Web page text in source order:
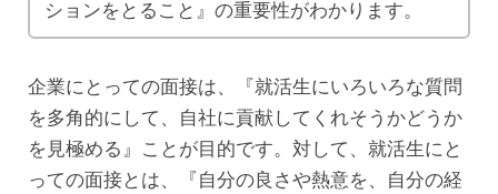
ションをとること』の重要性がわかります。
企業にとっての面接は、『就活生にいろいろな質問
を多角的にして、自社に貢献してくれそうかどうか
を見極める』ことが目的です。対して、就活生にと
っての面接とは、『自分の良さや熱意を、自分の経